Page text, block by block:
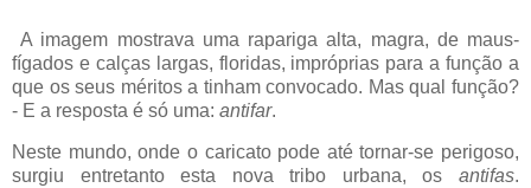
A imagem mostrava uma rapariga alta, magra, de maus-
fígados e calças largas, floridas, impróprias para a função a
que os seus méritos a tinham convocado. Mas qual função?
- E a resposta é só uma: antifar.
Neste mundo, onde o caricato pode até tornar-se perigoso,
surgiu entretanto esta nova tribo urbana, os antifas.